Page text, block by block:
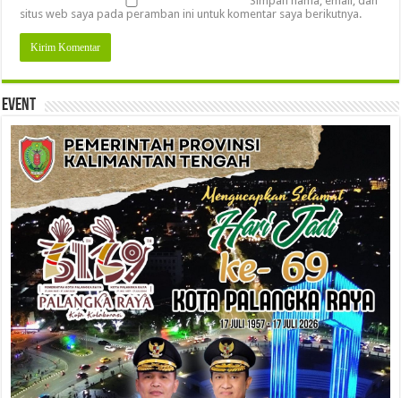
situs web saya pada peramban ini untuk komentar saya berikutnya.
Event